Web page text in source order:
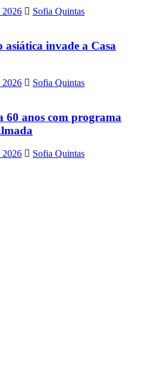
2026
Sofia Quintas
invade a Casa
2026
Sofia Quintas
60 anos com programa
2026
Sofia Quintas